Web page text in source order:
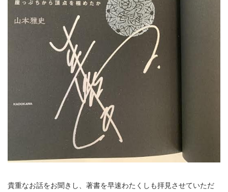
貴重なお話をお聞きし、著書を早速わたくしも拝見させていただ